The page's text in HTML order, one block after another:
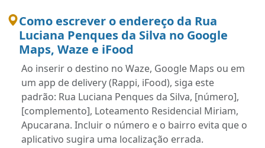
Como escrever o endereço da Rua
Luciana Penques da Silva no Google
Maps, Waze e iFood
Ao inserir o destino no Waze, Google Maps ou em
um app de delivery (Rappi, iFood), siga este
padrão: Rua Luciana Penques da Silva, [número],
[complemento], Loteamento Residencial Miriam,
Apucarana. Incluir o número e o bairro evita que o
aplicativo sugira uma localização errada.